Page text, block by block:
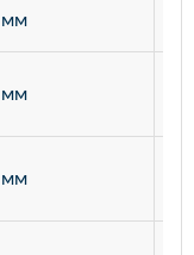
мм
мм
мм